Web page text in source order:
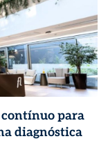
contínuo para
diagnóstica